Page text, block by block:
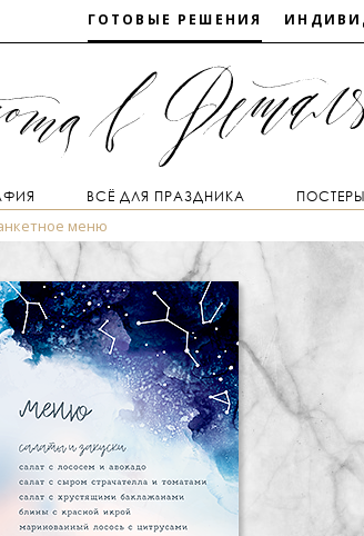
ГОТОВЫЕ РЕШЕНИЯ
ВСЁ ДЛЯ ПРАЗДНИКА ПОСТЕРЫ
меню